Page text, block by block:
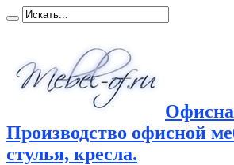
Производство офисной
стулья, кресла.